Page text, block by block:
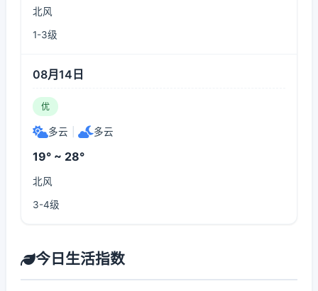
北风
1-3级
08月14日
优
多云 多云
19° ~ 28°
北风
3-4级
今日生活指数